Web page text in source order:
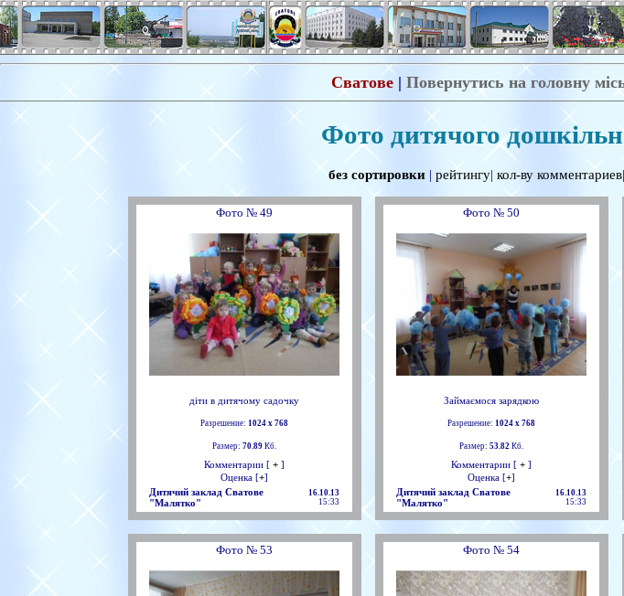
Сватове| Повернутись на головну
Фото дитячого
без сортировки| рейтингу| кол-ву комментариев|
Фото № 49
діти в дитячому садочку
Разрешение: 1024 х 768
Размер: 70.89Кб.
Комментарии [ +]
Оценка [+]
Дитячий заклад Сватове
"Малятко"
16.10.13
15:33
Фото № 50
Займаємося зарядкою
Разрешение: 1024 х 768
Размер: 53.82Кб.
Комментарии [ +]
Оценка [+]
Дитячий заклад Сватове
"Малятко"
16.10.13
15:33
Фото № 53 Фото № 54